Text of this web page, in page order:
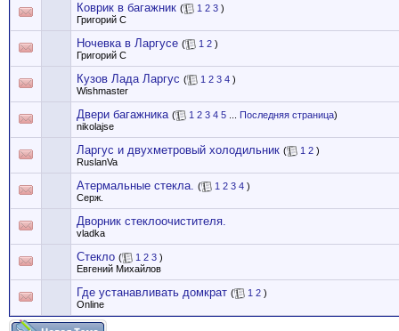
Коврик в багажник ( 1 2 3 )
Григорий С
Ночевка в Ларгусе ( 1 2 )
Григорий С
Кузов Лада Ларгус ( 1 2 3 4 )
Wishmaster
Двери багажника ( 1 2 3 4 5 Последняя страница)
nikolajse
Ларгус и двухметровый холодильник ( 1 2 )
RuslanVa
Атермальные стекла. ( 1 2 3 4 )
Серж.
Дворник стеклоочистителя.
vladka
Стекло ( 1 2 3 )
Евгений Михайлов
Где устанавливать домкрат ( 1 2 )
Online